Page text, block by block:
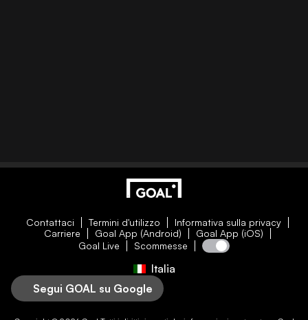
Contattaci Termini d'utilizzo
Informativa sulla privacy
Carriere
Goal App (Android)
Goal App (iOS)
Goal Live
Scommesse
Italia
Segui GOAL su Google